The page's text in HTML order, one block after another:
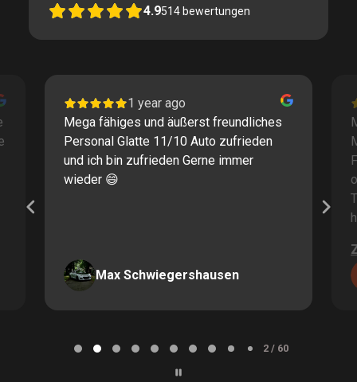
4.9514 bewertungen
1 year ago
Mega fähiges und äußerst freundliches
Personal Glatte 11/10 Auto zufrieden
und ich bin zufrieden Gerne immer
wieder 😄
Max Schwiegershausen
2 / 60